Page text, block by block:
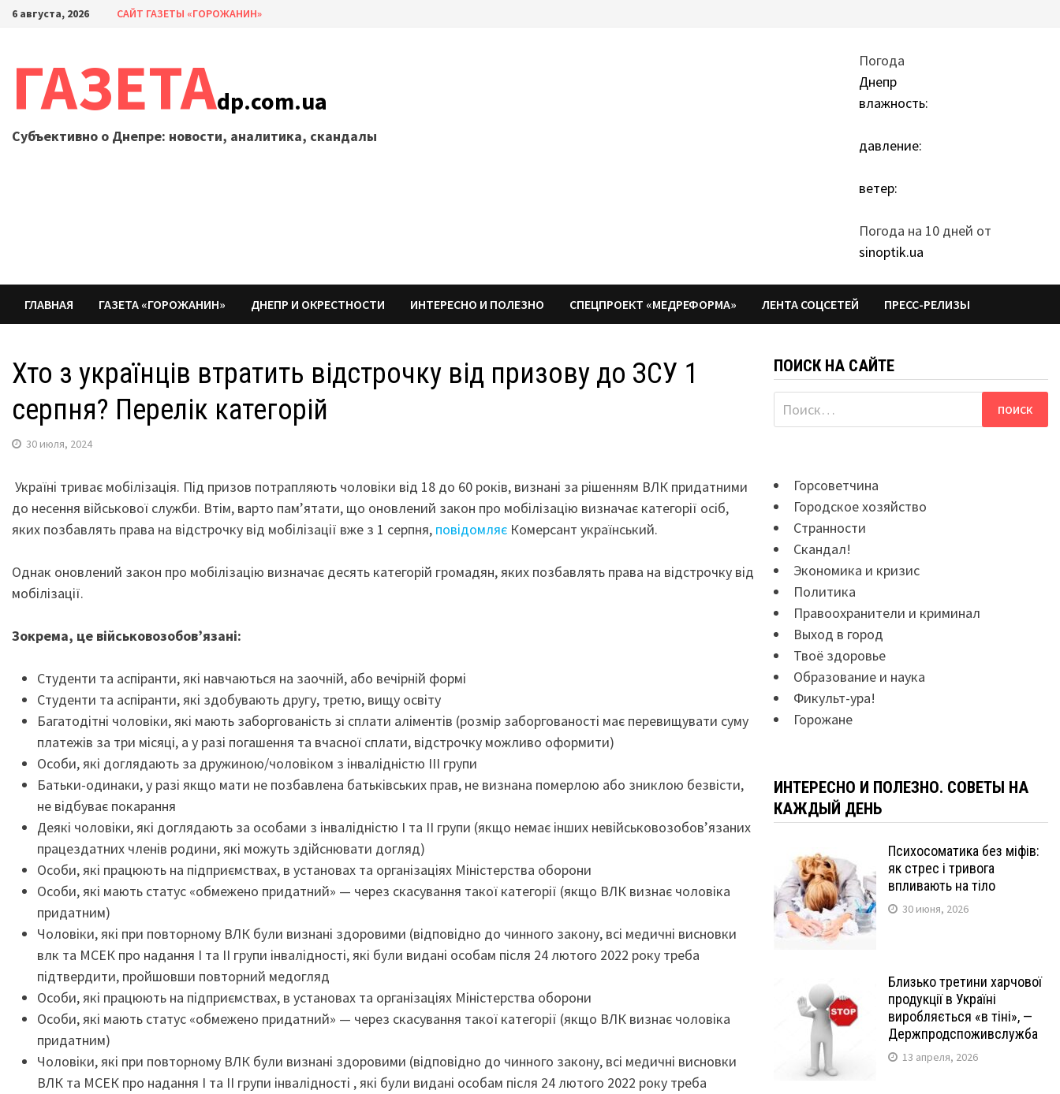
Перейти
6 августа, 2026 САЙТ ГАЗЕТЫ «ГОРОЖАНИН»
ГАЗЕТАdp.com.ua
Субъективно о Днепре: новости, аналитика, скандалы
Погода
Днепр
влажность:
давление:
ветер:
Погода на 10 дней от
sinoptik.ua
ГЛАВНАЯ ГАЗЕТА «ГОРОЖАНИН» ДНЕПР И ОКРЕСТНОСТИ ИНТЕРЕСНО И ПОЛЕЗНО СПЕЦПРОЕКТ «МЕДРЕФОРМА» ЛЕНТА СОЦСЕТЕЙ ПРЕСС-РЕЛИЗЫ
Хто з українців втратить відстрочку від призову до ЗСУ 1
серпня? Перелік категорій
30 июля, 2024
Україні триває мобілізація. Під призов потрапляють чоловіки від 18 до 60 років, визнані за рішенням ВЛК придатними
до несення військової служби. Втім, варто пам’ятати, що оновлений закон про мобілізацію визначає категорії осіб,
яких позбавлять права на відстрочку від мобілізації вже з 1 серпня, повідомляє Комерсант український.
Однак оновлений закон про мобілізацію визначає десять категорій громадян, яких позбавлять права на відстрочку від
мобілізації.
Зокрема, це військовозобов’язані:
Студенти та аспіранти, які навчаються на заочній, або вечірній формі
Студенти та аспіранти, які здобувають другу, третю, вищу освіту
Багатодітні чоловіки, які мають заборгованість зі сплати аліментів (розмір заборгованості має перевищувати суму
платежів за три місяці, а у разі погашення та вчасної сплати, відстрочку можливо оформити)
Особи, які доглядають за дружиною/чоловіком з інвалідністю ІІІ групи
Батьки-одинаки, у разі якщо мати не позбавлена батьківських прав, не визнана померлою або зниклою безвісти,
не відбуває покарання
Деякі чоловіки, які доглядають за особами з інвалідністю І та ІІ групи (якщо немає інших невійськовозобов’язаних
працездатних членів родини, які можуть здійснювати догляд)
Особи, які працюють на підприємствах, в установах та організаціях Міністерства оборони
Особи, які мають статус «обмежено придатний» — через скасування такої категорії (якщо ВЛК визнає чоловіка
придатним)
Чоловіки, які при повторному ВЛК були визнані здоровими (відповідно до чинного закону, всі медичні висновки
влк та МСЕК про надання І та ІІ групи інвалідності, які були видані особам після 24 лютого 2022 року треба
підтвердити, пройшовши повторний медогляд
Особи, які працюють на підприємствах, в установах та організаціях Міністерства оборони
Особи, які мають статус «обмежено придатний» — через скасування такої категорії (якщо ВЛК визнає чоловіка
придатним)
Чоловіки, які при повторному ВЛК були визнані здоровими (відповідно до чинного закону, всі медичні висновки
ВЛК та МСЕК про надання І та ІІ групи інвалідності , які були видані особам після 24 лютого 2022 року треба
ПОИСК НА САЙТЕ
Найти:
Горсоветчина
Городское хозяйство
Странности
Скандал!
Экономика и кризис
Политика
Правоохранители и криминал
Выход в город
Твоё здоровье
Образование и наука
Фикульт-ура!
Горожане
ИНТЕРЕСНО И ПОЛЕЗНО. СОВЕТЫ НА
КАЖДЫЙ ДЕНЬ
Психосоматика без міфів:
як стрес і тривога
впливають на тіло
30 июня, 2026
Близько третини харчової
продукції в Україні
виробляється «в тіні», —
Держпродспоживслужба
13 апреля, 2026